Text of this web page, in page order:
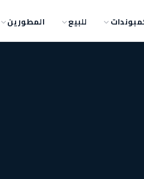
للبيع المطورين